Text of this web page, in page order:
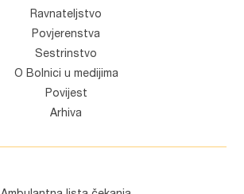
Ravnateljstvo
Povjerenstva
Sestrinstvo
O Bolnici u medijima
Povijest
Arhiva